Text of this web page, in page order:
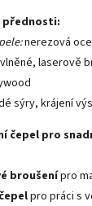
přednosti:
nerezová
laserově
sýry, krájení
čepel pro
broušenípro
pro práci s